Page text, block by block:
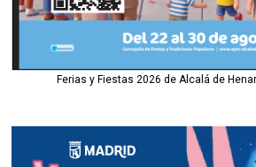
Ferias y Fiestas 2026 de Alcalá de